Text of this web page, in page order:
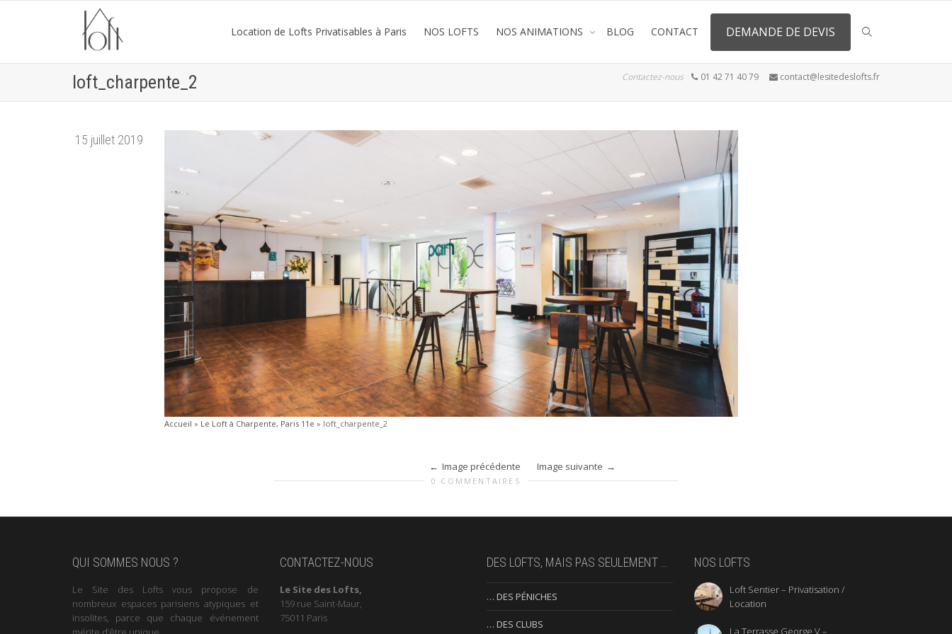
Location de Lofts Privatisables à Paris NOS LOFTS NOS ANIMATIONS BLOG CONTACT DEMANDE DE DEVIS
loft_charpente_2 Contactez-nous 01 42 71 40 79 contact@lesitedeslofts.fr
15 juillet 2019
Accueil » Le Loft à Charpente, Paris 11e » loft_charpente_2
Image précédente Image suivante
0 COMMENTAIRES
QUI SOMMES NOUS ?
Le Site des Lofts vous propose de
nombreux espaces parisiens atypiques et
insolites, parce que chaque événement
CONTACTEZ-NOUS
Le Site des Lofts,
159 rue Saint-Maur,
75011 Paris
DES LOFTS, MAIS PAS SEULEMENT …
… DES PÉNICHES
… DES CLUBS
NOS LOFTS
Loft Sentier – Privatisation /
Location
La Terrasse George V –